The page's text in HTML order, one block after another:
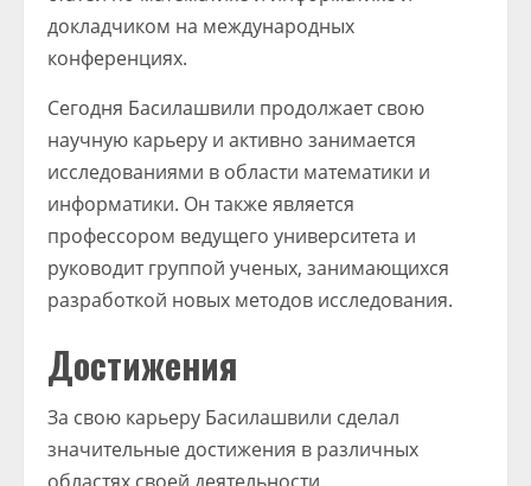
докладчиком на международных
конференциях.
Сегодня Басилашвили продолжает свою
научную карьеру и активно занимается
исследованиями в области математики и
информатики. Он также является
профессором ведущего университета и
руководит группой ученых, занимающихся
разработкой новых методов исследования.
Достижения
За свою карьеру Басилашвили сделал
значительные достижения в различных